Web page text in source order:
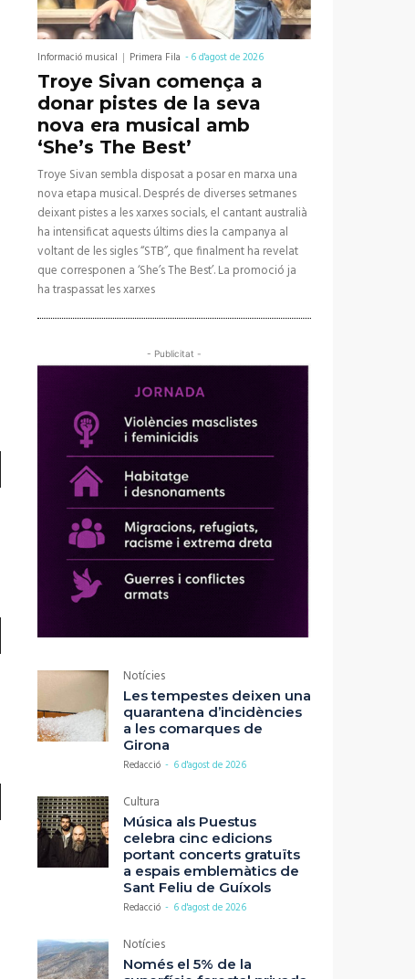
Informació musical Primera Fila -6 d'agost de 2026
Troye Sivan comença a
donar pistes de la seva
nova era musical amb
‘She’s The Best’
Troye Sivan sembla disposat a posar en marxa una
nova etapa musical. Després de diverses setmanes
deixant pistes a les xarxes socials, el cantant australià
ha intensificat aquests últims dies la campanya al
voltant de les sigles “STB”, que finalment ha revelat
que corresponen a ‘She’s The Best’. La promoció ja
ha traspassat les xarxes
- Publicitat -
Notícies
Les tempestes deixen una
quarantena d’incidències
a les comarques de
Girona
Redacció - 6 d'agost de 2026
Cultura
Música als Puestus
celebra cinc edicions
portant concerts gratuïts
a espais emblemàtics de
Sant Feliu de Guíxols
Redacció - 6 d'agost de 2026
Notícies
Només el 5% de la